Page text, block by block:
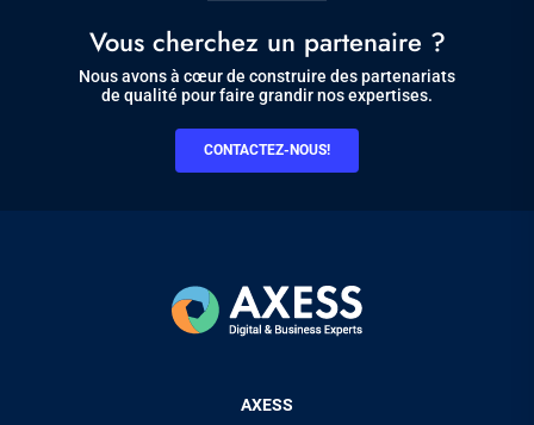
Vous cherchez un partenaire ?
Nous avons à cœur de construire des partenariats
de qualité pour faire grandir nos expertises.
CONTACTEZ-NOUS!
AXESS